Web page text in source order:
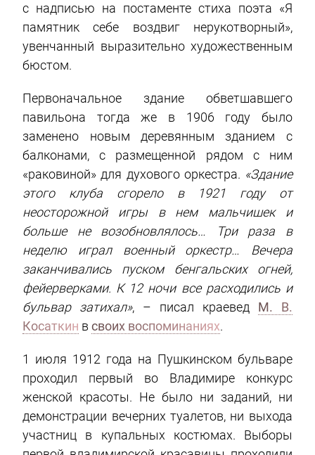
с надписью на постаменте стиха поэта «Я
памятник себе воздвиг нерукотворный»,
увенчанный выразительно художественным
бюстом.
Первоначальное здание обветшавшего
павильона тогда же в 1906 году было
заменено новым деревянным зданием с
балконами, с размещенной рядом с ним
«раковиной» для духового оркестра. «Здание
этого клуба сгорело в 1921 году от
неосторожной игры в нем мальчишек и
больше не возобновлялось… Три раза в
неделю играл военный оркестр… Вечера
заканчивались пуском бенгальских огней,
фейерверками. К 12 ночи все расходились и
бульвар затихал», – писал краевед М. В.
Косаткин всвоих воспоминаниях.
1 июля 1912 года на Пушкинском бульваре
проходил первый во Владимире конкурс
женской красоты. Не было ни заданий, ни
демонстрации вечерних туалетов, ни выхода
участниц в купальных костюмах. Выборы